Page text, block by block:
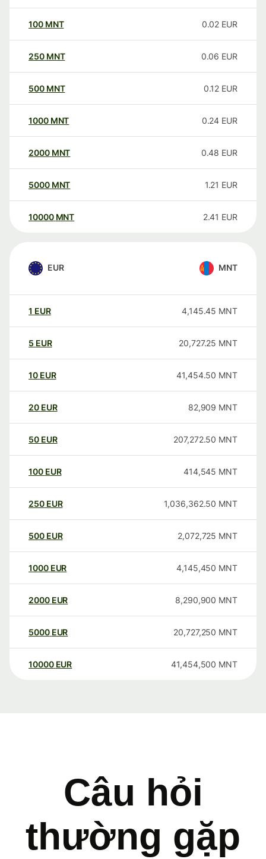
100 MNT 0.02 EUR
250 MNT 0.06 EUR
500 MNT 0.12 EUR
1000 MNT 0.24 EUR
2000 MNT 0.48 EUR
5000 MNT 1.21 EUR
10000 MNT 2.41 EUR
EUR MNT
1 EUR 4,145.45 MNT
5 EUR 20,727.25 MNT
10 EUR 41,454.50 MNT
20 EUR 82,909 MNT
50 EUR 207,272.50 MNT
100 EUR 414,545 MNT
250 EUR 1,036,362.50 MNT
500 EUR 2,072,725 MNT
1000 EUR 4,145,450 MNT
2000 EUR 8,290,900 MNT
5000 EUR 20,727,250 MNT
10000 EUR 41,454,500 MNT
Câu hỏi
thường gặp